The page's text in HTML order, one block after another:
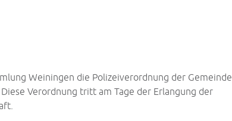
Weiningen die Polizeiverordnung der Gemeinde
Verordnung tritt am Tage der Erlangung der